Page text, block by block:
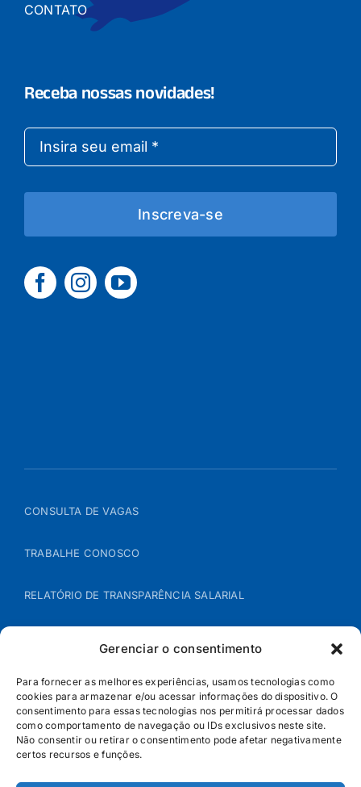
Gerenciar o consentimento
Para fornecer as melhores experiências, usamos tecnologias como
cookies para armazenar e/ou acessar informações do dispositivo. O
consentimento para essas tecnologias nos permitirá processar dados
como comportamento de navegação ou IDs exclusivos neste site.
Não consentir ou retirar o consentimento pode afetar negativamente
certos recursos e funções.
CONTATO
Receba nossas novidades!
Inscreva-se
CONSULTA DE VAGAS
TRABALHE CONOSCO
RELATÓRIO DE TRANSPARÊNCIA SALARIAL
POLÍTICA DE COOKIES
POLÍTICA DE PRIVACIDADE